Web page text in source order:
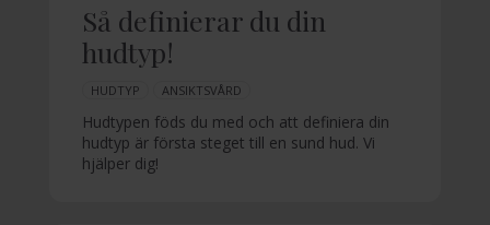
Så definierar du din
hudtyp!
HUDTYP ANSIKTSVÅRD
Hudtypen föds du med och att definiera din
hudtyp är första steget till en sund hud. Vi
hjälper dig!